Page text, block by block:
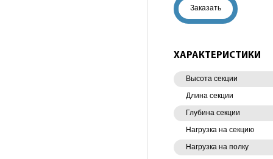
Заказать
ХАРАКТЕРИСТИКИ
Высота секции
Длина секции
Глубина секции
Нагрузка на секцию
Нагрузка на полку